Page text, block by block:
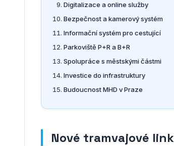
Digitalizace a online služby
Bezpečnost a kamerový systém
Informační systém pro cestující
Parkoviště P+R a B+R
Spolupráce s městskými částmi
Investice do infrastruktury
Budoucnost MHD v Praze
Nové tramvajové